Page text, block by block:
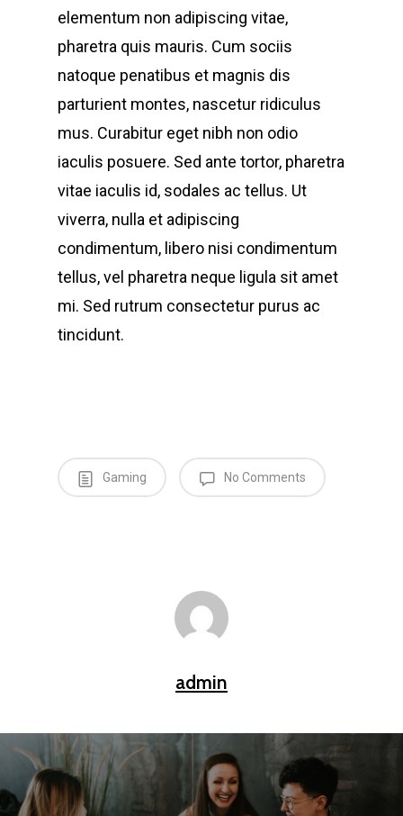
elementum non adipiscing vitae,
pharetra quis mauris. Cum sociis
natoque penatibus et magnis dis
parturient montes, nascetur ridiculus
mus. Curabitur eget nibh non odio
iaculis posuere. Sed ante tortor, pharetra
vitae iaculis id, sodales ac tellus. Ut
viverra, nulla et adipiscing
condimentum, libero nisi condimentum
tellus, vel pharetra neque ligula sit amet
mi. Sed rutrum consectetur purus ac
tincidunt.
Gaming No Comments
admin